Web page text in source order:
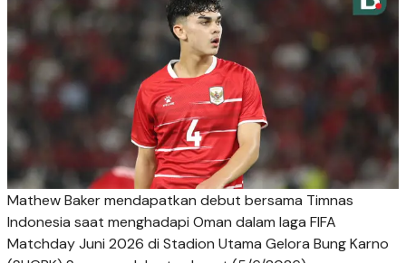
Mathew Baker mendapatkan debut bersama Timnas
Indonesia saat menghadapi Oman dalam laga FIFA
Matchday Juni 2026 di Stadion Utama Gelora Bung Karno